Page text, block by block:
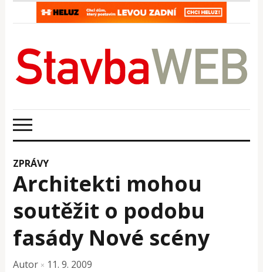
ZPRÁVY
Architekti mohou
soutěžit o podobu
fasády Nové scény
Autor × 11. 9. 2009